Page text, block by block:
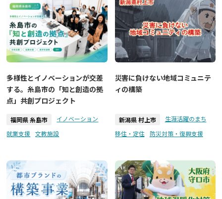
多様性とイノベーションが交差
する。糸島市の「知と創造の拠
点」共創プロジェクト
福岡県 糸島市
イノベーション
就業支援
文教施設
災害に負けない地域コミュニテ
ィの構築
新潟県 村上市
生涯活躍のまち
移住・定住
防災対策・復興支援